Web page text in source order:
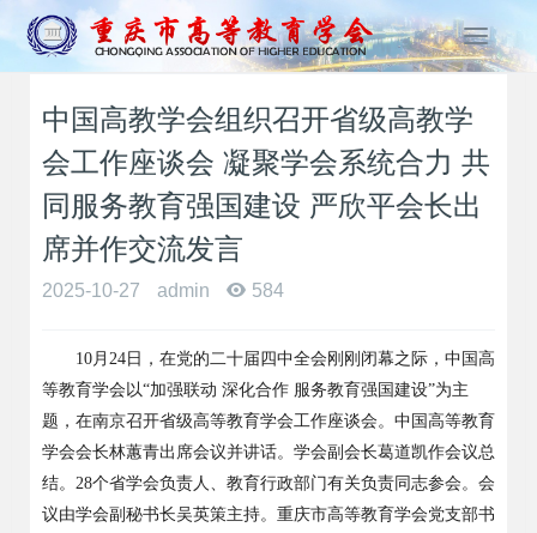
T
o
l
e
n
a
t
o
n
中国高教学会组织召开省级高教学
会工作座谈会 凝聚学会系统合力 共
同服务教育强国建设 严欣平会长出
席并作交流发言
2025-10-27 admin 584
10月24日，在党的二十届四中全会刚刚闭幕之际，中国高
等教育学会以“加强联动 深化合作 服务教育强国建设”为主
题，在南京召开省级高等教育学会工作座谈会。中国高等教育
学会会长林蕙青出席会议并讲话。学会副会长葛道凯作会议总
结。28个省学会负责人、教育行政部门有关负责同志参会。会
议由学会副秘书长吴英策主持。重庆市高等教育学会党支部书